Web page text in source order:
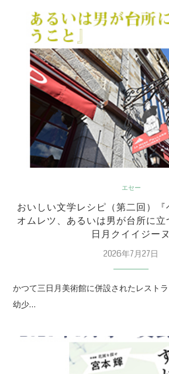
エセー
おいしい文学レシピ（第二回）
オムレツ、あるいは男が台所に
日月クイイジーヌ
2026年7月27日
かつて三日月美術館に併設されたレスト
幼少…